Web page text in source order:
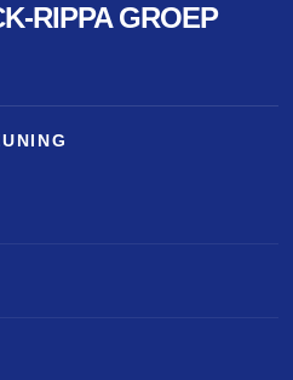
RIPPA GROEP